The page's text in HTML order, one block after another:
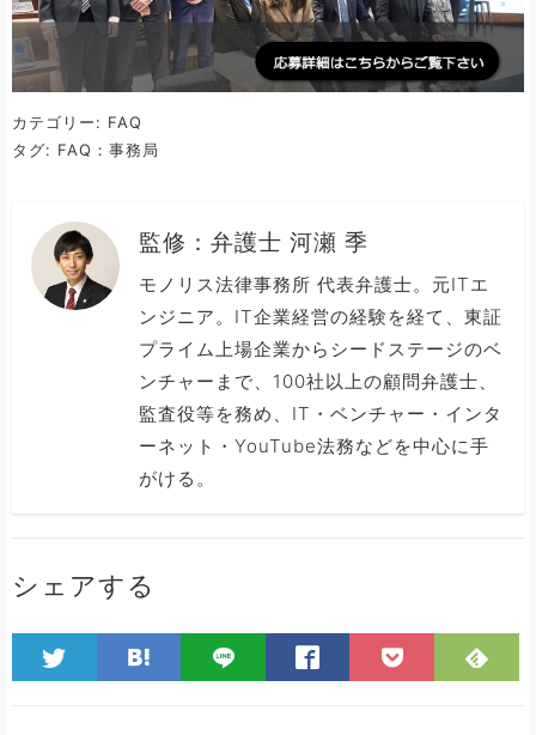
カテゴリー: FAQ
タグ: FAQ：事務局
監修： 弁護士 河瀬 季
モノリス法律事務所 代表弁護士。元ITエ
ンジニア。IT企業経営の経験を経て、東証
プライム上場企業からシードステージのベ
ンチャーまで、100社以上の顧問弁護士、
監査役等を務め、IT・ベンチャー・インタ
ーネット・YouTube法務などを中心に手
がける。
シェアする